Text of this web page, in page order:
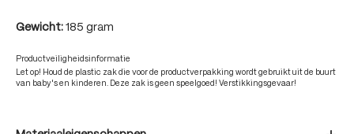
Gewicht: 185 gram
Productveiligheidsinformatie
Let op! Houd de plastic zak die voor de productverpakking wordt gebruikt uit de buurt
van baby's en kinderen. Deze zak is geen speelgoed! Verstikkingsgevaar!